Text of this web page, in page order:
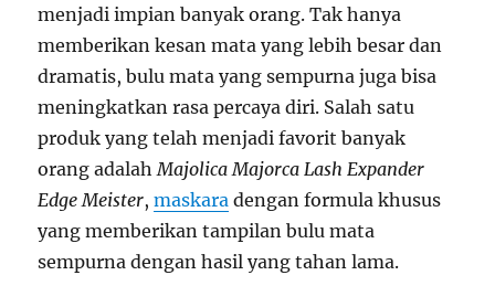
menjadi impian banyak orang. Tak hanya
memberikan kesan mata yang lebih besar dan
dramatis, bulu mata yang sempurna juga bisa
meningkatkan rasa percaya diri. Salah satu
produk yang telah menjadi favorit banyak
orang adalahMajolica Majorca Lash Expander
Edge Meister,maskara dengan formula khusus
yang memberikan tampilan bulu mata
sempurna dengan hasil yang tahan lama.